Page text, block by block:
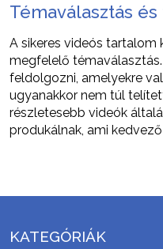
Témaválasztás
A sikeres videós tartalom
megfelelő
feldolgozni, amelyekre
ugyanakkor nem túl
részletesebb videók
produkálnak, ami
KATEGÓRIÁK